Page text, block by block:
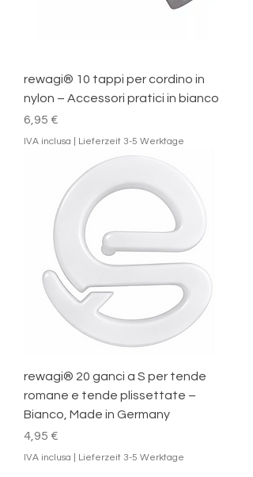
rewagi® 10 tappi per cordino in
nylon – Accessori pratici in bianco
Prezzo
6,95 €
IVA inclusa Lieferzeit 3-5 Werktage
rewagi® 20 ganci a S per tende
romane e tende plissettate –
Bianco, Made in Germany
Prezzo
4,95 €
IVA inclusa Lieferzeit 3-5 Werktage